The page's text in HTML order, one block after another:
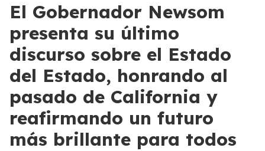
El Gobernador Newsom
presenta su último
discurso sobre el Estado
del Estado, honrando al
pasado de California y
reafirmando un futuro
más brillante para todos